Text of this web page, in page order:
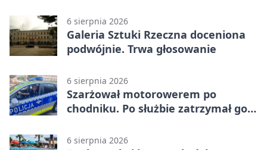
6 sierpnia 2026
Galeria Sztuki Rzeczna doceniona
podwójnie. Trwa głosowanie
6 sierpnia 2026
Szarżował motorowerem po
chodniku. Po służbie zatrzymał go
6 sierpnia 2026